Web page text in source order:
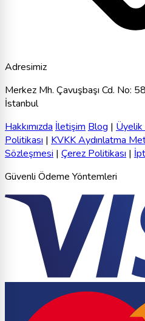
Adresimiz
Merkez Mh. Çavuşbaşı Cd. No:
İstanbul
HakkımızdaİletişimBlog | Üyelik
Politikası | KVKK Aydınlatma
Sözleşmesi | Çerez Politikası |
Güvenli Ödeme Yöntemleri